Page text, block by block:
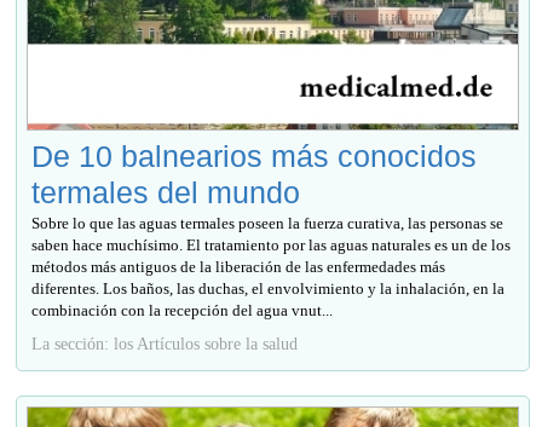
De 10 balnearios más conocidos
termales del mundo
Sobre lo que las aguas termales poseen la fuerza curativa, las personas se
saben hace muchísimo. El tratamiento por las aguas naturales es un de los
métodos más antiguos de la liberación de las enfermedades más
diferentes. Los baños, las duchas, el envolvimiento y la inhalación, en la
combinación con la recepción del agua vnut...
La sección: los Artículos sobre la salud